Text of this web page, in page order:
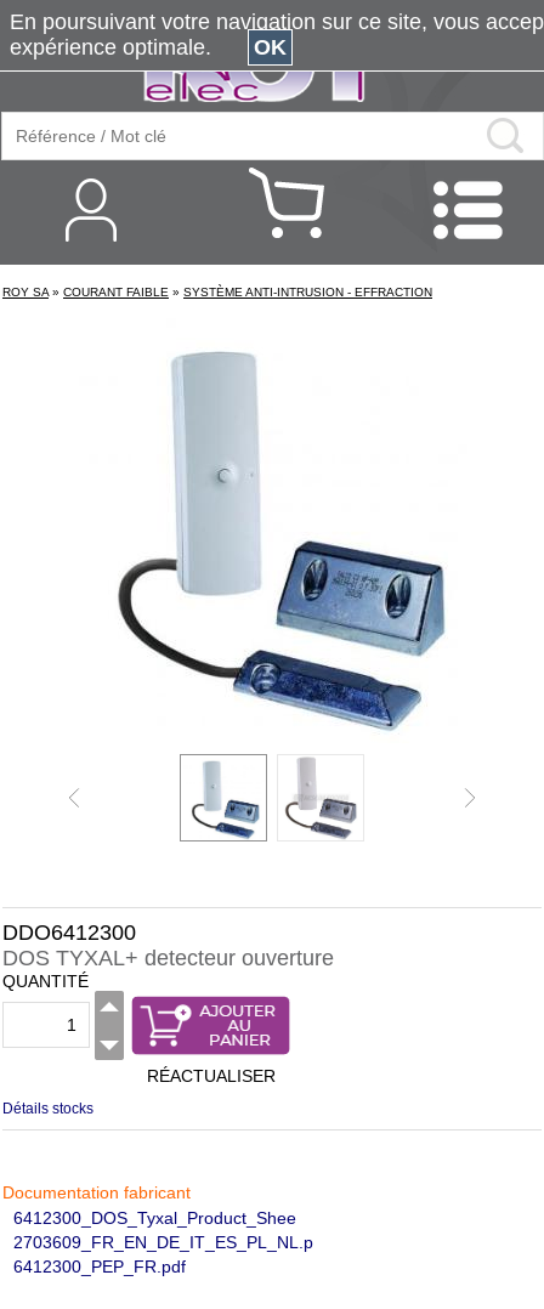
ROY SA » COURANT FAIBLE » SYSTÈME ANTI-INTRUSION - EFFRACTION
DDO6412300
DOS TYXAL+ detecteur ouverture
QUANTITÉ
RÉACTUALISER
Détails stocks
Documentation fabricant
6412300_DOS_Tyxal_Product_Shee
2703609_FR_EN_DE_IT_ES_PL_NL.p
6412300_PEP_FR.pdf
En poursuivant votre navigation sur ce site, vous
expérience optimale.
OK